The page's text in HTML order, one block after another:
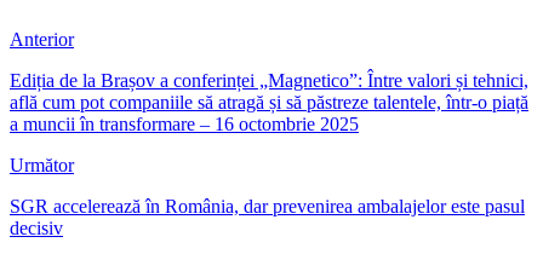
Anterior
Ediția de la Brașov a conferinței „Magnetico”: Între valori și tehnici,
află cum pot companiile să atragă și să păstreze talentele, într-o piață
a muncii în transformare – 16 octombrie 2025
Următor
SGR accelerează în România, dar prevenirea ambalajelor este pasul
decisiv